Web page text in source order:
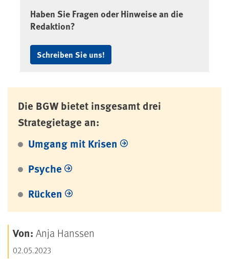
Haben Sie Fragen oder Hinweise an die
Redaktion?
Schreiben Sie uns!
Die BGW bietet insgesamt drei
Strategietage an:
Umgang mit Krisen
Psyche
Rücken
Von: Anja Hanssen
02.05.2023